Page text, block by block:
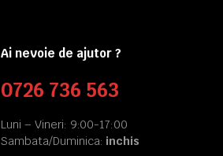
Ai nevoie de ajutor ?
0726 736 563
Luni – Vineri: 9:00-17:00
Sambata/Duminica: inchis